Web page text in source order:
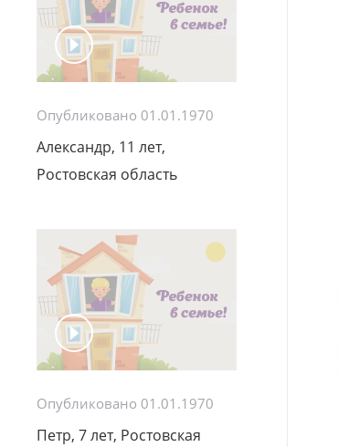
Опубликовано 01.01.1970
Александр, 11 лет,
Ростовская область
Опубликовано 01.01.1970
Петр, 7 лет, Ростовская